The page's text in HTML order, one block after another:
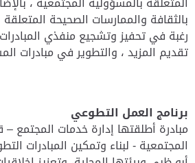
بالثقافة والممارسات الصحيحة المتعلقة
رغبة في تحفيز وتشجيع منفذي
تقديم المزيد ، والتطوير في مبادرات
برنامج العمل التطوعي
مبادرة أطلقتها إدارة خدمات المجتمع
المجتمعية - لبناء وتمكين المبادرات